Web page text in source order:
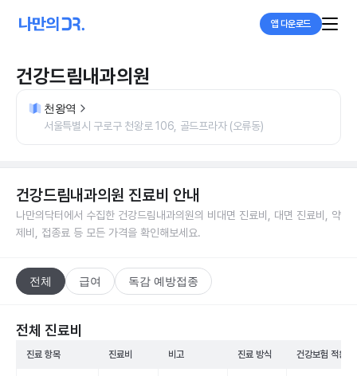
앱 다운로드
건강드림내과의원
천왕역
서울특별시 구로구 천왕로 106, 골드프라자 (오류동)
건강드림내과의원 진료비 안내
나만의닥터에서 수집한 건강드림내과의원의 비대면 진료비, 대면 진료비, 약
제비, 접종료 등 모든 가격을 확인해보세요.
전체 급여 독감 예방접종
전체 진료비
진료 항목 진료비 비고 진료 방식 건강보험 적용